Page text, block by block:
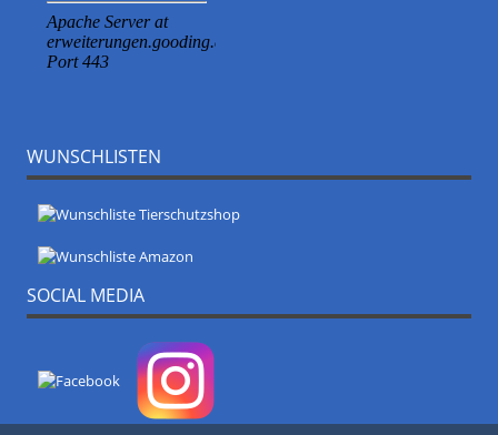
WUNSCHLISTEN
SOCIAL MEDIA